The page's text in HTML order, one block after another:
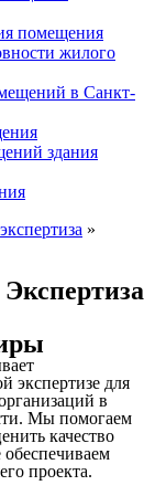
помещения
жилого
в Санкт-
здания
»
Экспертиза
экспертизе для
в
Мы помогаем
качество
проекта.